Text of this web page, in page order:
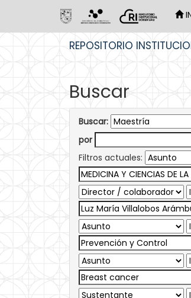
REPOSITORIO
Buscar
Buscar:
por
Filtros actuales: